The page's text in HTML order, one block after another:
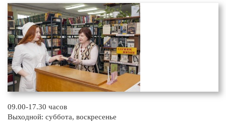
09.00-17.30 часов
Выходной: суббота, воскресенье